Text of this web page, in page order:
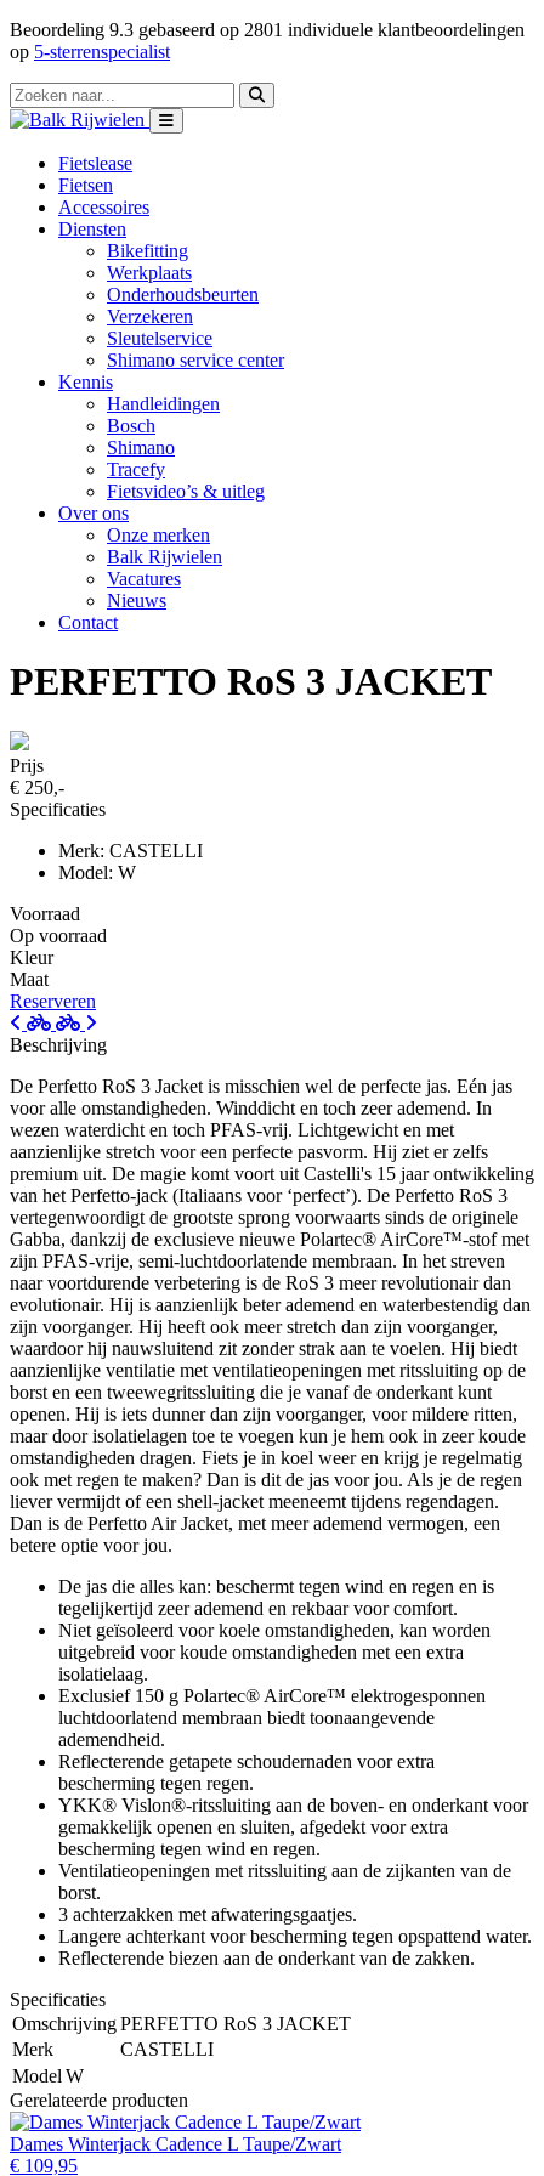
Beoordeling 9.3 gebaseerd op 2801 individuele klantbeoordelingen
op 5-sterrenspecialist
Fietslease
Fietsen
Accessoires
Diensten
Bikefitting
Werkplaats
Onderhoudsbeurten
Verzekeren
Sleutelservice
Shimano service center
Kennis
Handleidingen
Bosch
Shimano
Tracefy
Fietsvideo’s & uitleg
Over ons
Onze merken
Balk Rijwielen
Vacatures
Nieuws
Contact
PERFETTO RoS 3 JACKET
Prijs
€ 250,-
Specificaties
Merk: CASTELLI
Model: W
Voorraad
Op voorraad
Kleur
Maat
Reserveren
Beschrijving
De Perfetto RoS 3 Jacket is misschien wel de perfecte jas. Eén jas
voor alle omstandigheden. Winddicht en toch zeer ademend. In
wezen waterdicht en toch PFAS-vrij. Lichtgewicht en met
aanzienlijke stretch voor een perfecte pasvorm. Hij ziet er zelfs
premium uit. De magie komt voort uit Castelli's 15 jaar ontwikkeling
van het Perfetto-jack (Italiaans voor ‘perfect’). De Perfetto RoS 3
vertegenwoordigt de grootste sprong voorwaarts sinds de originele
Gabba, dankzij de exclusieve nieuwe Polartec® AirCore™-stof met
zijn PFAS-vrije, semi-luchtdoorlatende membraan. In het streven
naar voortdurende verbetering is de RoS 3 meer revolutionair dan
evolutionair. Hij is aanzienlijk beter ademend en waterbestendig dan
zijn voorganger. Hij heeft ook meer stretch dan zijn voorganger,
waardoor hij nauwsluitend zit zonder strak aan te voelen. Hij biedt
aanzienlijke ventilatie met ventilatieopeningen met ritssluiting op de
borst en een tweewegritssluiting die je vanaf de onderkant kunt
openen. Hij is iets dunner dan zijn voorganger, voor mildere ritten,
maar door isolatielagen toe te voegen kun je hem ook in zeer koude
omstandigheden dragen. Fiets je in koel weer en krijg je regelmatig
ook met regen te maken? Dan is dit de jas voor jou. Als je de regen
liever vermijdt of een shell-jacket meeneemt tijdens regendagen.
Dan is de Perfetto Air Jacket, met meer ademend vermogen, een
betere optie voor jou.
De jas die alles kan: beschermt tegen wind en regen en is
tegelijkertijd zeer ademend en rekbaar voor comfort.
Niet geïsoleerd voor koele omstandigheden, kan worden
uitgebreid voor koude omstandigheden met een extra
isolatielaag.
Exclusief 150 g Polartec® AirCore™ elektrogesponnen
luchtdoorlatend membraan biedt toonaangevende
ademendheid.
Reflecterende getapete schoudernaden voor extra
bescherming tegen regen.
YKK® Vislon®-ritssluiting aan de boven- en onderkant voor
gemakkelijk openen en sluiten, afgedekt voor extra
bescherming tegen wind en regen.
Ventilatieopeningen met ritssluiting aan de zijkanten van de
borst.
3 achterzakken met afwateringsgaatjes.
Langere achterkant voor bescherming tegen opspattend water.
Reflecterende biezen aan de onderkant van de zakken.
Specificaties
OmschrijvingPERFETTO RoS 3 JACKET
Merk
CASTELLI
Model W
Gerelateerde producten
Dames Winterjack Cadence L Taupe/Zwart
€ 109,95